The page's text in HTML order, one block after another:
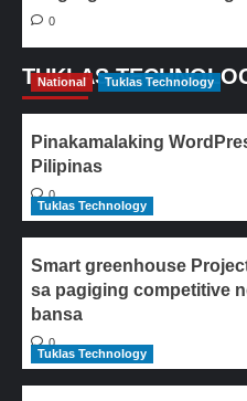
0
TUKLAS
National Tuklas Technology
Pinakamalaking
Pilipinas
0
Tuklas Technology
Smart greenhouse
sa pagiging competitive
bansa
0
Tuklas Technology